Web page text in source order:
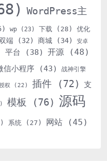
WordPress主
wp (23) 下载 (28)
优化
端 (32) 商城 (34)
安卓
平台 (38) 开源 (48)
信小程序 (43) 战神引擎
权 (22) 插件 (72)
支
模板 (76) 源码
系统 (27) 网站 (45)